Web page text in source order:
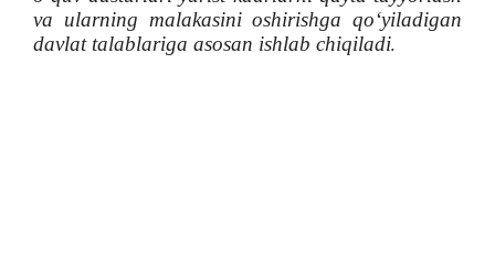
va ularning malakasini oshirishga qo‘yiladigan
davlat talablariga asosan ishlab chiqiladi.